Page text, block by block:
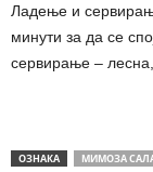
Ладење и
минути за да се
сервирање –
ОЗНАКА МИМОЗА